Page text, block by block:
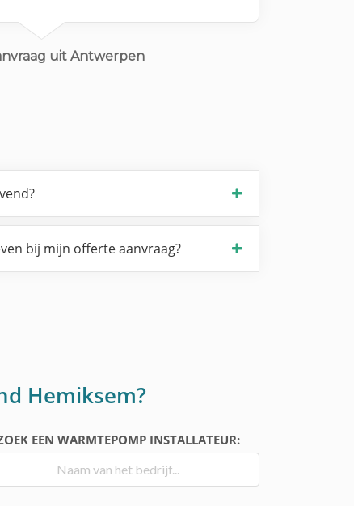
uit Antwerpen
bij mijn offerte aanvraag?
Hemiksem?
EEN WARMTEPOMP INSTALLATEUR: